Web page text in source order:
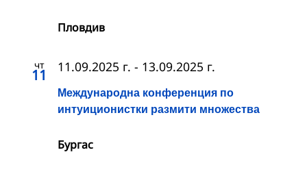
Пловдив
чт
11
Международна конференция по
интуиционистки размити множества
11.09.2025 г. - 13.09.2025 г.
Бургас